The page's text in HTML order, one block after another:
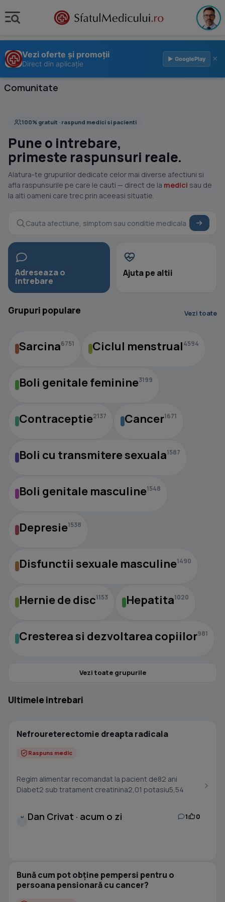
Vezi oferte și promoții
Direct din aplicație
▶ GooglePlay ×
Comunitate
100% gratuit · raspund medici si pacienti
Pune o intrebare,
primeste raspunsuri reale.
Alatura-te grupurilor dedicate celor mai diverse afectiuni si
afla raspunsurile pe care le cauti — direct de la medici sau de
la alti oameni care trec prin aceeasi situatie.
Adreseaza o
intrebare
Ajuta pe altii
Grupuri populare Vezi toate
Sarcina6751 Ciclul menstrual4594
Boli genitale feminine3199
Contraceptie2137 Cancer1671
Boli cu transmitere sexuala1587
Boli genitale masculine1548
Depresie1538
Disfunctii sexuale masculine1490
Hernie de disc1153 Hepatita1020
Cresterea si dezvoltarea copiilor981
Vezi toate grupurile
Ultimele intrebari
Nefroureterectomie dreapta radicala
Raspuns medic
Regim alimentar recomandat la pacient de82 ani
Diabet2 sub tratament creatinina2,01 potasiu5,54
D Dan Crivat · acum o zi 1 0
Bună cum pot obține pempersi pentru o
persoana pensionară cu cancer?